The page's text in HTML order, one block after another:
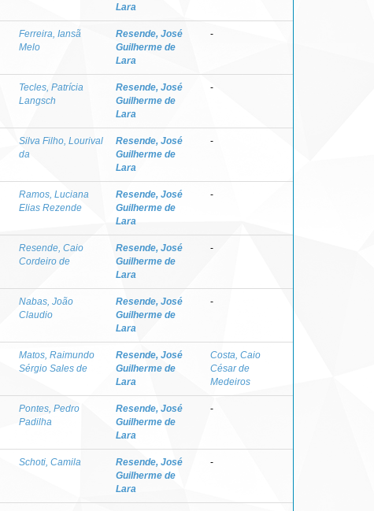
Lara
Ferreira, Iansã
Melo
Resende, José
Guilherme de
Lara
-
Tecles, Patrícia
Langsch
Resende, José
Guilherme de
Lara
-
Silva Filho, Lourival
da
Resende, José
Guilherme de
Lara
-
Ramos, Luciana
Elias Rezende
Resende, José
Guilherme de
Lara
-
Resende, Caio
Cordeiro de
Resende, José
Guilherme de
Lara
-
Nabas, João
Claudio
Resende, José
Guilherme de
Lara
-
Matos, Raimundo
Sérgio Sales de
Resende, José
Guilherme de
Lara
Costa, Caio
César de
Medeiros
Pontes, Pedro
Padilha
Resende, José
Guilherme de
Lara
-
Schoti, Camila
Resende, José
Guilherme de
Lara
-